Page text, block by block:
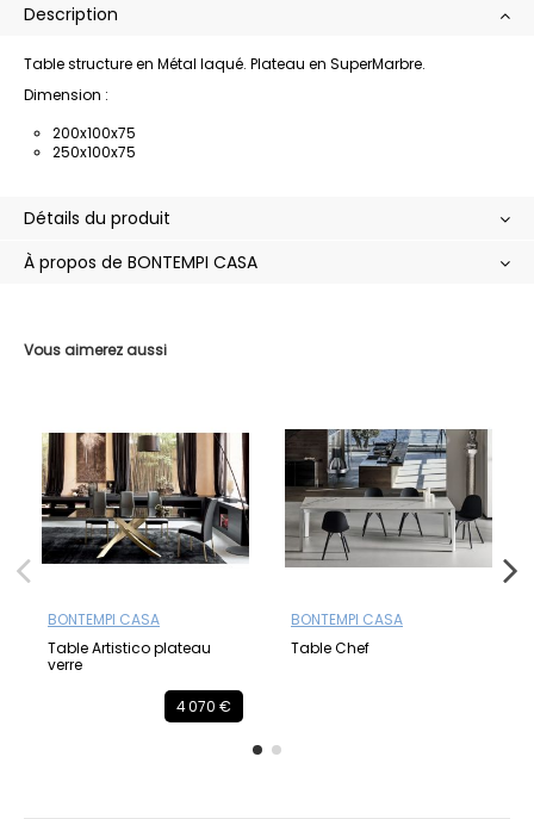
Vous aimerez aussi
BONTEMPI CASA
Table Artistico plateau
verre
4 070 €
BONTEMPI CASA
Table Chef
Description
Table structure en Métal laqué. Plateau en SuperMarbre.
Dimension :
200x100x75
250x100x75
Détails du produit
À propos de BONTEMPI CASA